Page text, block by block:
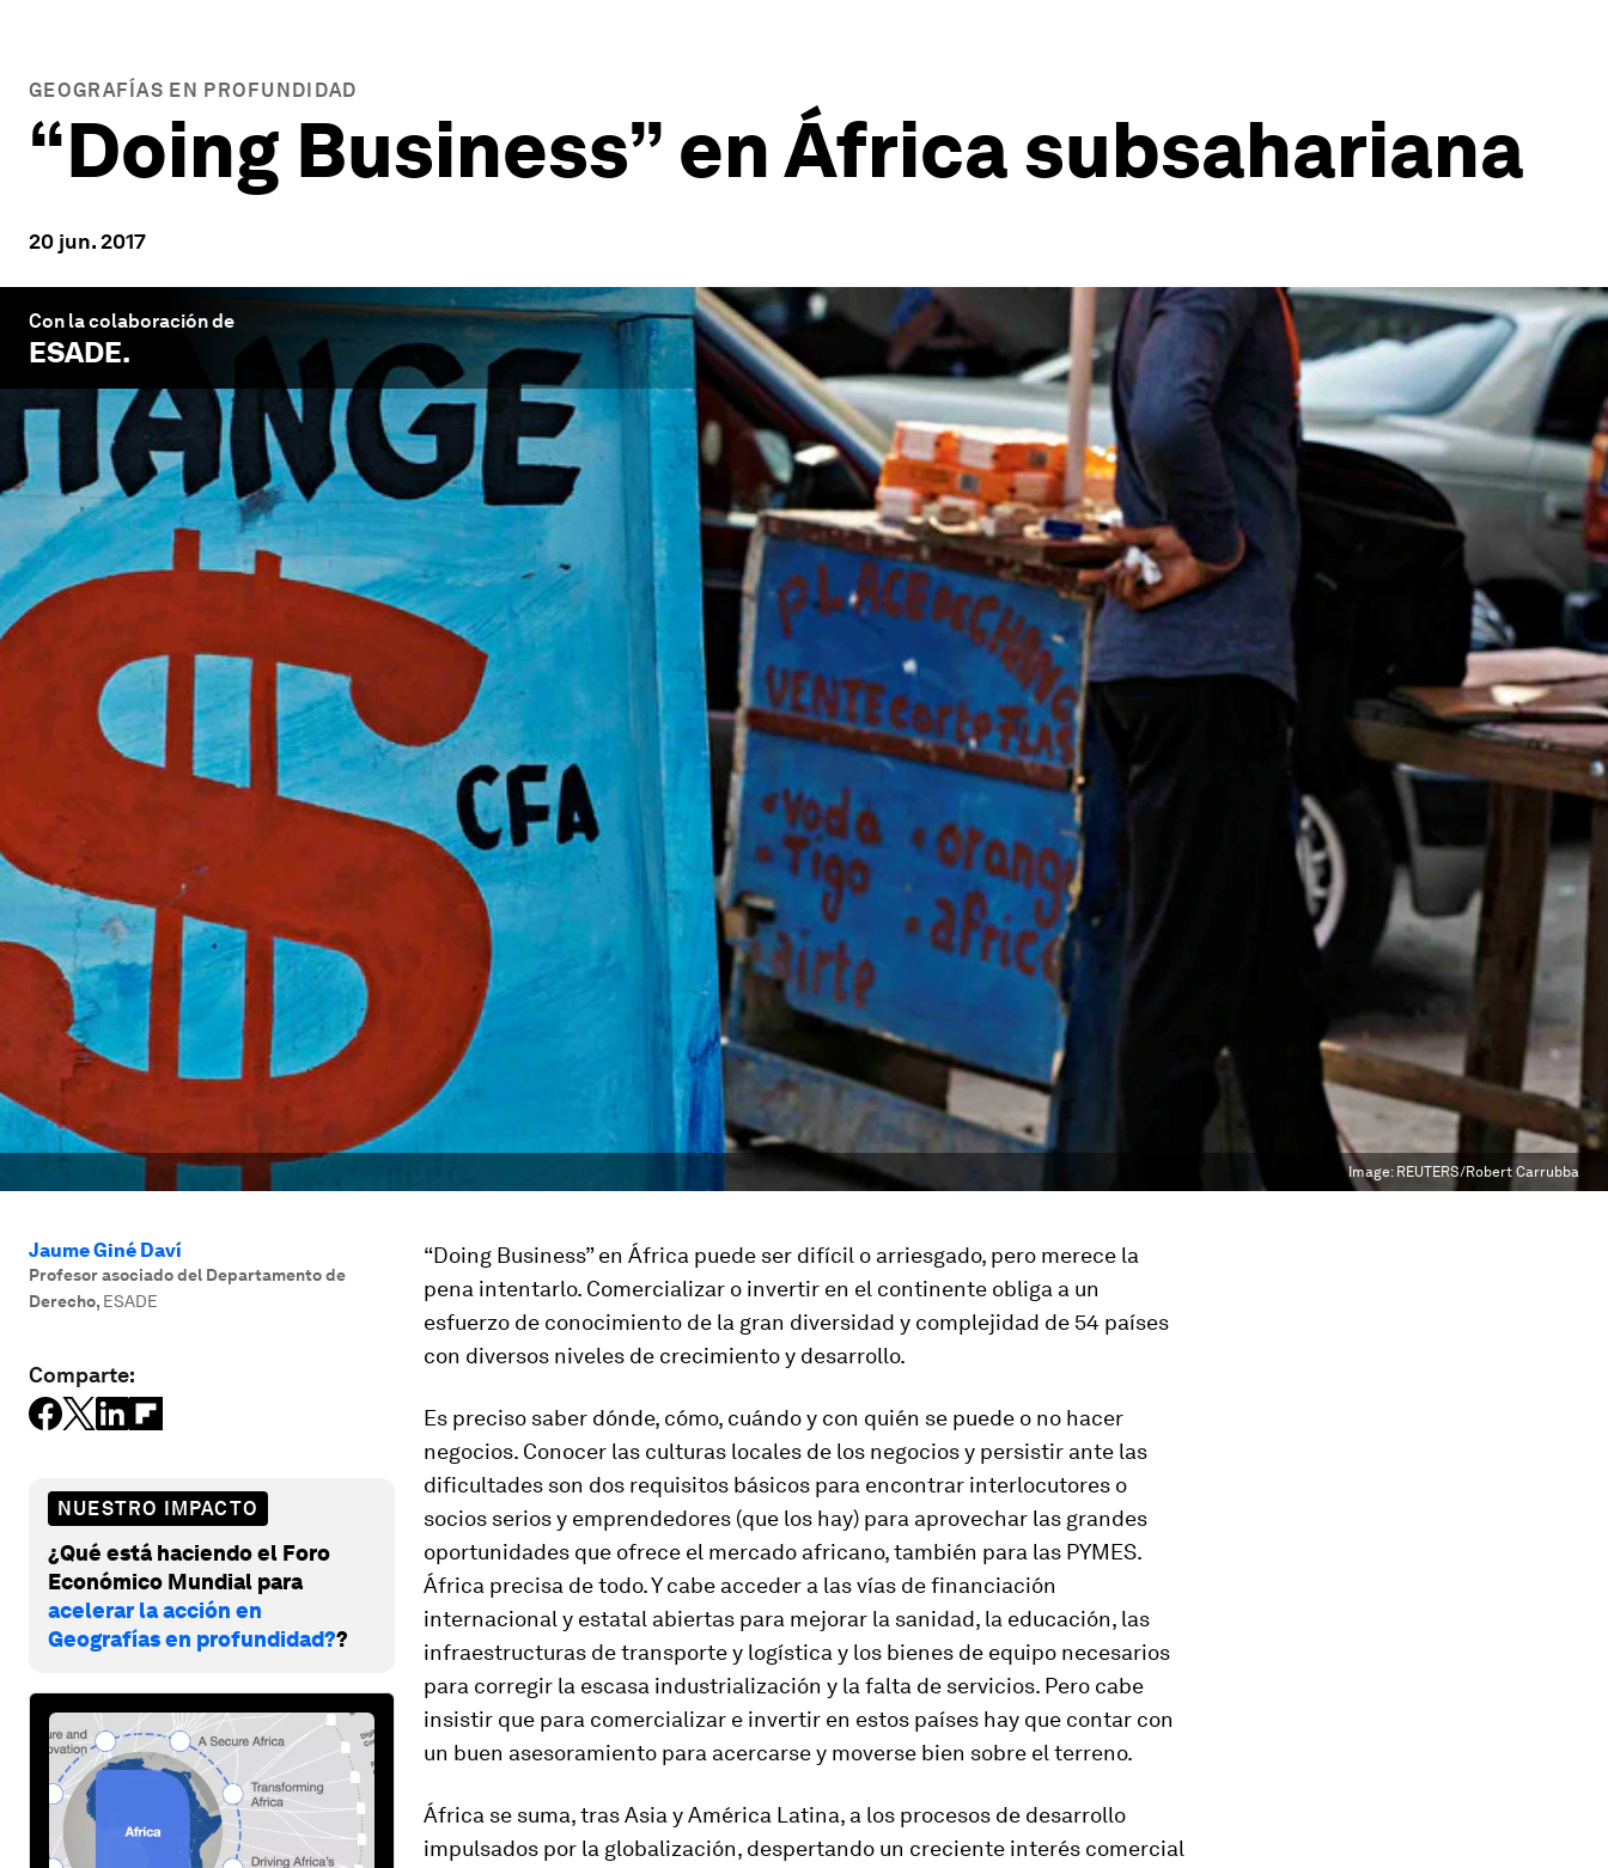
GEOGRAFÍAS EN PROFUNDIDAD
“Doing Business” en África subsahariana
20 jun. 2017
Con la colaboración de
ESADE.
Image: REUTERS/Robert Carrubba
Jaume Giné Daví
Profesor asociado del Departamento de
Derecho, ESADE
Comparte:
NUESTRO IMPACTO
¿Qué está haciendo el Foro
Económico Mundial para
acelerar la acción en
Geografías en profundidad??
“Doing Business” en África puede ser difícil o arriesgado, pero merece la
pena intentarlo. Comercializar o invertir en el continente obliga a un
esfuerzo de conocimiento de la gran diversidad y complejidad de 54 países
con diversos niveles de crecimiento y desarrollo.
Es preciso saber dónde, cómo, cuándo y con quién se puede o no hacer
negocios. Conocer las culturas locales de los negocios y persistir ante las
dificultades son dos requisitos básicos para encontrar interlocutores o
socios serios y emprendedores (que los hay) para aprovechar las grandes
oportunidades que ofrece el mercado africano, también para las PYMES.
África precisa de todo. Y cabe acceder a las vías de financiación
internacional y estatal abiertas para mejorar la sanidad, la educación, las
infraestructuras de transporte y logística y los bienes de equipo necesarios
para corregir la escasa industrialización y la falta de servicios. Pero cabe
insistir que para comercializar e invertir en estos países hay que contar con
un buen asesoramiento para acercarse y moverse bien sobre el terreno.
África se suma, tras Asia y América Latina, a los procesos de desarrollo
impulsados por la globalización, despertando un creciente interés comercial